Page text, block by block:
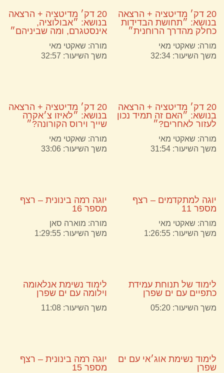
20 דק׳ מדיטציה + הרצאה
בנושא: ״תחושת הבדידות
כחלק מהדרך הרוחנית״
מורה: שאקטי מאי
משך השיעור: 32:34
20 דק׳ מדיטציה + הרצאה
בנושא: ״אבולוציה,
אינסטגרם, ומה שביניהם״
מורה: שאקטי מאי
משך השיעור: 32:57
20 דק׳ מדיטציה + הרצאה
בנושא: ״האם זה תמיד נכון
לעזור לאחרים?״
מורה: שאקטי מאי
משך השיעור: 31:54
20 דק׳ מדיטציה + הרצאה
בנושא: ״לאיזו צ׳אקרה
שייך וירוס הקורונה?״
מורה: שאקטי מאי
משך השיעור: 33:06
יוגה למתקדמים – רצף
מספר 11
מורה: שאקטי מאי
משך השיעור: 1:26:55
יוגה רמה בינונית – רצף
מספר 16
מורה: מוארה סאן
משך השיעור: 1:29:55
לימוד של תנוחת עמידת
כתפיים עם ים שפרן
משך השיעור: 05:20
לימוד נשימת אנלאומה
וילומה עם ים שפרן
משך השיעור: 11:08
לימוד נשימת אוג׳אי עם ים
שפרן
יוגה רמה בינונית – רצף
מספר 15